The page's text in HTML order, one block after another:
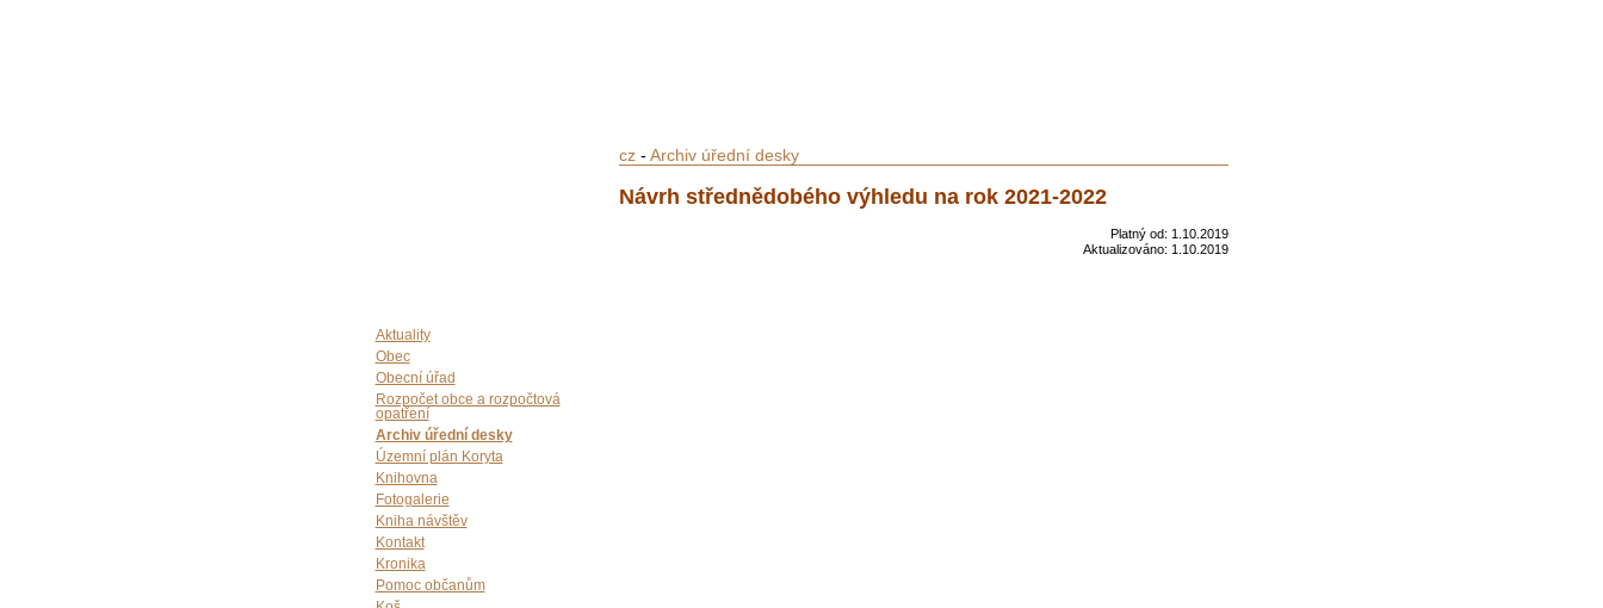
Aktuality
Obec
Obecní úřad
Rozpočet obce a rozpočtová
opatření
Archiv úřední desky
Územní plán Koryta
Knihovna
Fotogalerie
Kniha návštěv
Kontakt
Kronika
Pomoc občanům
cz- Archiv úřední desky
Návrh střednědobého výhledu na rok 2021-2022
Platný od: 1.10.2019
Aktualizováno: 1.10.2019